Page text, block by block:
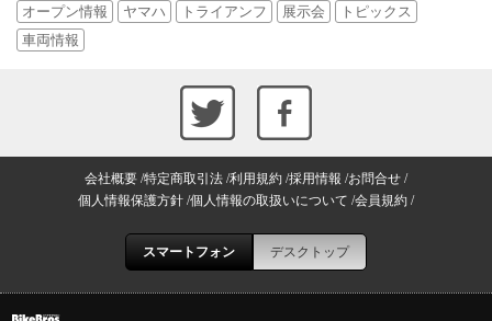
オープン情報
ヤマハ トライアンフ 展示会
トピックス
車両情報
会社概要 特定商取引法 利用規約 採用情報 お問合せ
個人情報保護方針 個人情報の取扱いについて 会員規約
スマートフォン デスクトップ